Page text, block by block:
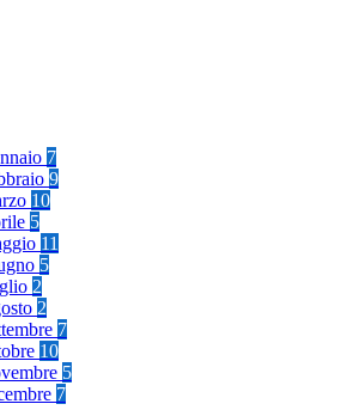
7
9
10
5
11
5
2
2
7
10
5
7